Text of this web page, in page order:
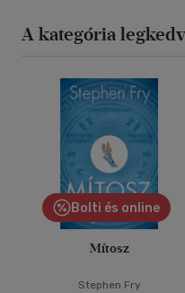
A kategória
Bolti és online
Mítosz
Stephen Fry